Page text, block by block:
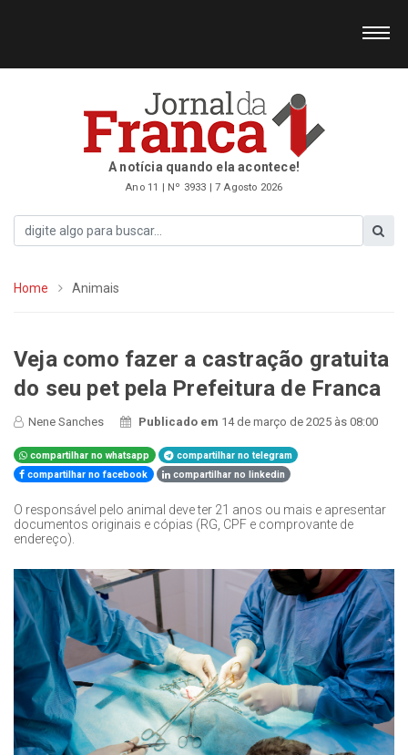
A notícia quando ela acontece!
Ano 11 | Nº 3933 | 7 Agosto 2026
Home Animais
Veja como fazer a castração gratuita
do seu pet pela Prefeitura de Franca
Nene Sanches Publicado em 14 de março de 2025 às 08:00
compartilhar no whatsapp
compartilhar no telegram
compartilhar no facebook
compartilhar no linkedin
O responsável pelo animal deve ter 21 anos ou mais e apresentar
documentos originais e cópias (RG, CPF e comprovante de
endereço).